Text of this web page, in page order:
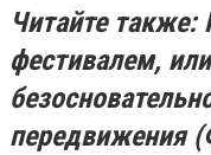
Читайте также:
фестивалем,
передвижения